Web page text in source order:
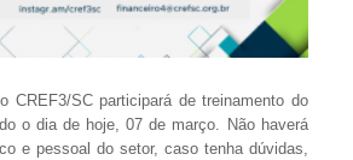
CREF3/SC participará de treinamento do
o dia de hoje, 07 de março. Não haverá
e pessoal do setor, caso tenha dúvidas,